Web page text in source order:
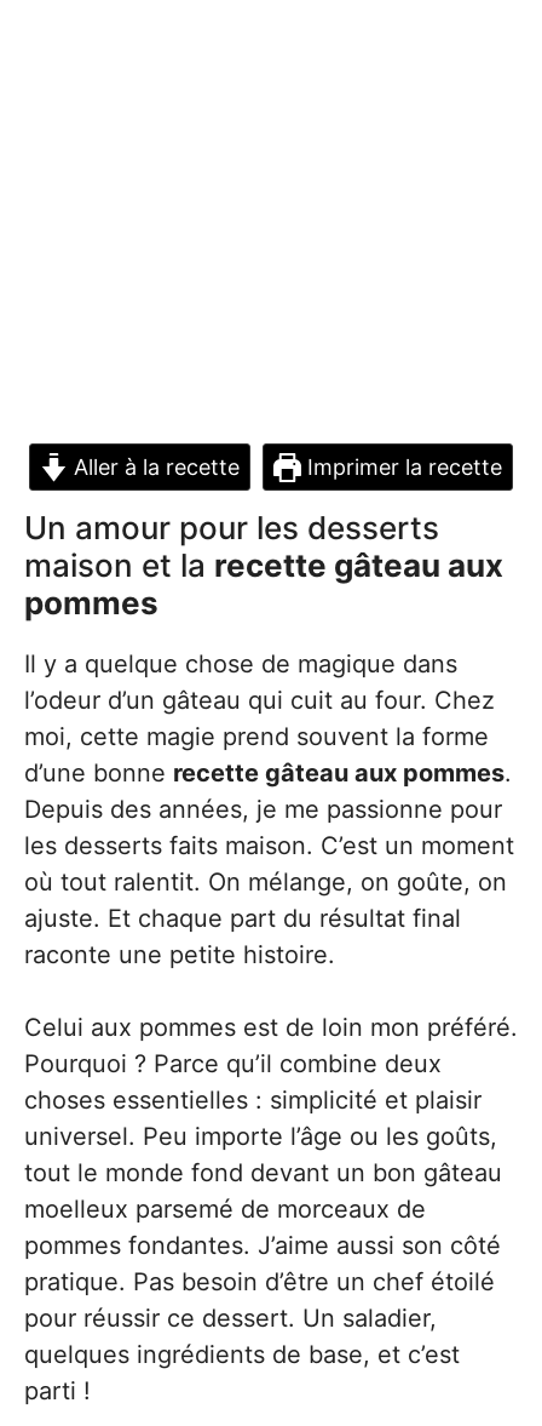
Aller à la recette Imprimer la recette
Un amour pour les desserts
maison et la recette gâteau aux
pommes
Il y a quelque chose de magique dans
l’odeur d’un gâteau qui cuit au four. Chez
moi, cette magie prend souvent la forme
d’une bonne recette gâteau aux pommes.
Depuis des années, je me passionne pour
les desserts faits maison. C’est un moment
où tout ralentit. On mélange, on goûte, on
ajuste. Et chaque part du résultat final
raconte une petite histoire.
Celui aux pommes est de loin mon préféré.
Pourquoi ? Parce qu’il combine deux
choses essentielles : simplicité et plaisir
universel. Peu importe l’âge ou les goûts,
tout le monde fond devant un bon gâteau
moelleux parsemé de morceaux de
pommes fondantes. J’aime aussi son côté
pratique. Pas besoin d’être un chef étoilé
pour réussir ce dessert. Un saladier,
quelques ingrédients de base, et c’est
parti !